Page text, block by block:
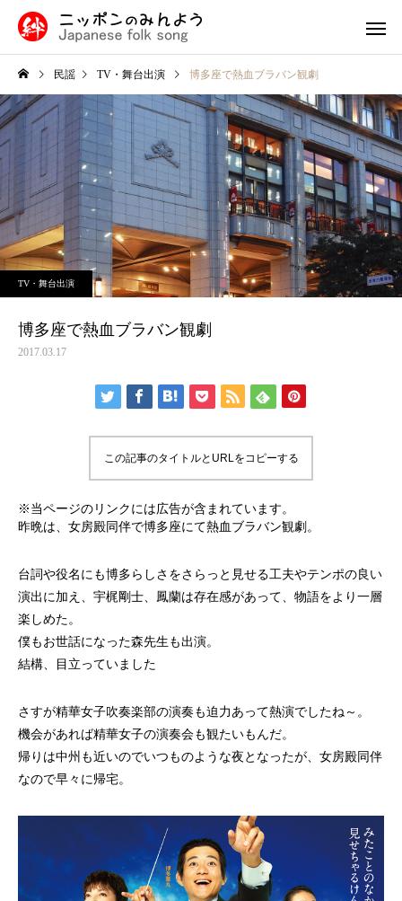
九州・沖縄の民謡 中国・四国
民謡入門
津軽三味線と他の三味線と
の違い
福島県
外山節の盛岡市：青森
隣に位置する歴史と文
民謡 TV・舞台出演 博多座で熱血ブラバン観劇
TV・舞台出演
博多座で熱血ブラバン観劇
2017.03.17
この記事のタイトルとURLをコピーする
※当ページのリンクには広告が含まれています。
昨晩は、女房殿同伴で博多座にて熱血ブラバン観劇。
台詞や役名にも博多らしさをさらっと見せる工夫やテンポの良い
演出に加え、宇梶剛士、鳳蘭は存在感があって、物語をより一層
楽しめた。
僕もお世話になった森先生も出演。
結構、目立っていました
さすが精華女子吹奏楽部の演奏も迫力あって熱演でしたね～。
機会があれば精華女子の演奏会も観たいもんだ。
帰りは中州も近いのでいつものような夜となったが、女房殿同伴
なので早々に帰宅。